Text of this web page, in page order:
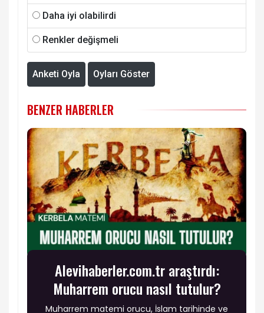
Daha iyi olabilirdi
Renkler değişmeli
Anketi Oyla Oyları Göster
BENZER HABERLER
Alevihaberler.com.tr araştırdı:
Muharrem orucu nasıl tutulur?
Muharrem matemi orucu, İslam tarihinde ve